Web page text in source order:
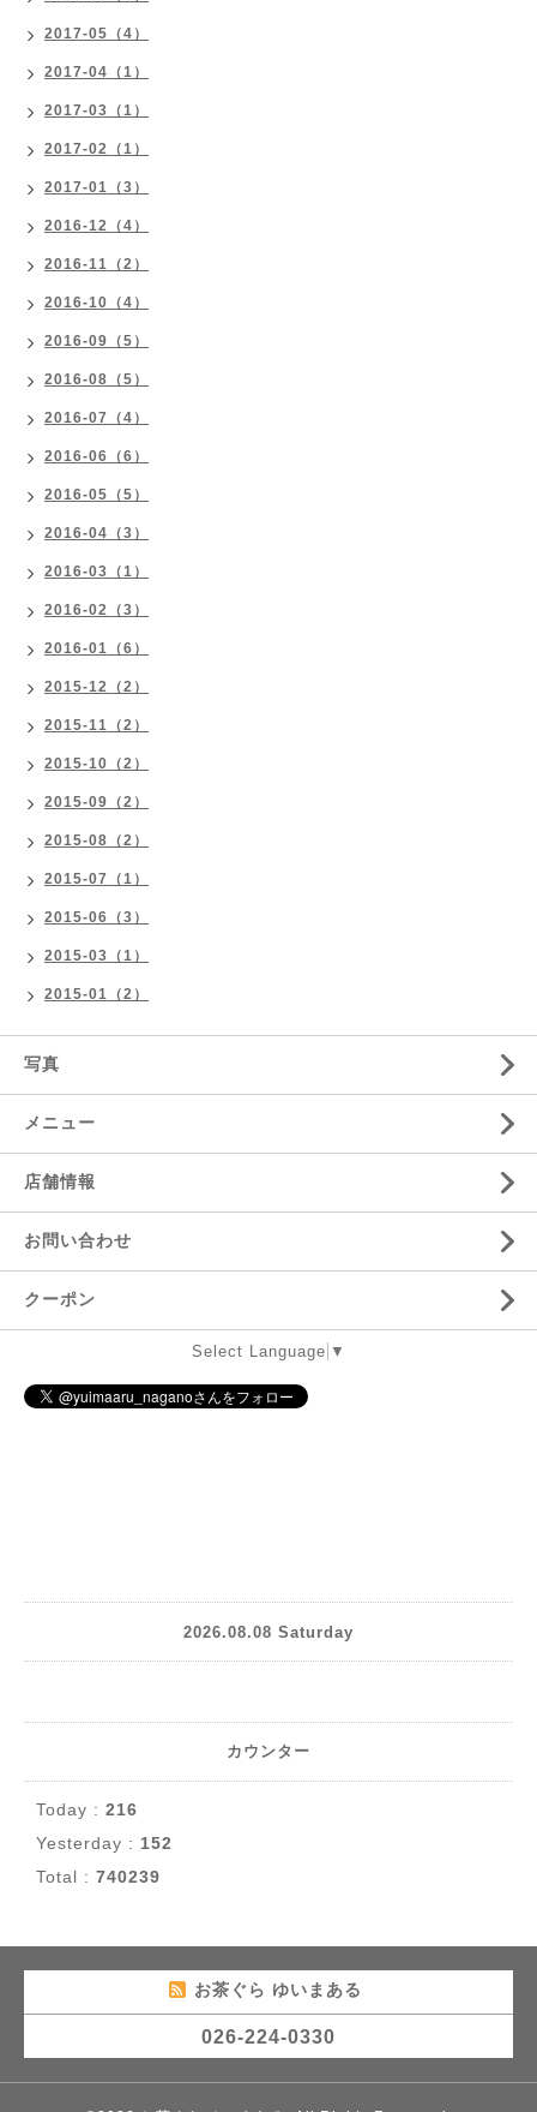
2017-05（4）
2017-04（1）
2017-03（1）
2017-02（1）
2017-01（3）
2016-12（4）
2016-11（2）
2016-10（4）
2016-09（5）
2016-08（5）
2016-07（4）
2016-06（6）
2016-05（5）
2016-04（3）
2016-03（1）
2016-02（3）
2016-01（6）
2015-12（2）
2015-11（2）
2015-10（2）
2015-09（2）
2015-08（2）
2015-07（1）
2015-06（3）
2015-03（1）
2015-01（2）
写真
メニュー
店舗情報
お問い合わせ
クーポン
Select Language ▼
2026.08.08 Saturday
カウンター
Today : 216
Yesterday : 152
Total : 740239
お茶ぐら ゆいまある
026-224-0330